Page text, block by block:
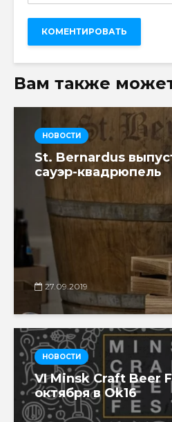
Вам также
НОВОСТИ
St. Bernardus
сауэр-квадрюпель
27.09.2019
НОВОСТИ
VI Minsk Craft Beer
октября в Ok16